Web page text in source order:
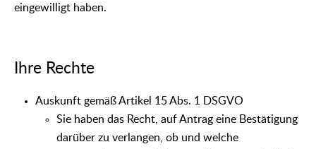
eingewilligt haben.
Ihre Rechte
Auskunft gemäß Artikel 15 Abs. 1 DSGVO
Sie haben das Recht, auf Antrag eine Bestätigung
darüber zu verlangen, ob und welche